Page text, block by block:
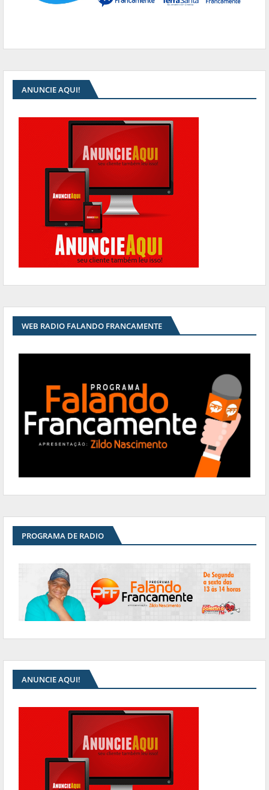
ANUNCIE AQUI!
WEB RADIO FALANDO FRANCAMENTE
PROGRAMA DE RADIO
ANUNCIE AQUI!